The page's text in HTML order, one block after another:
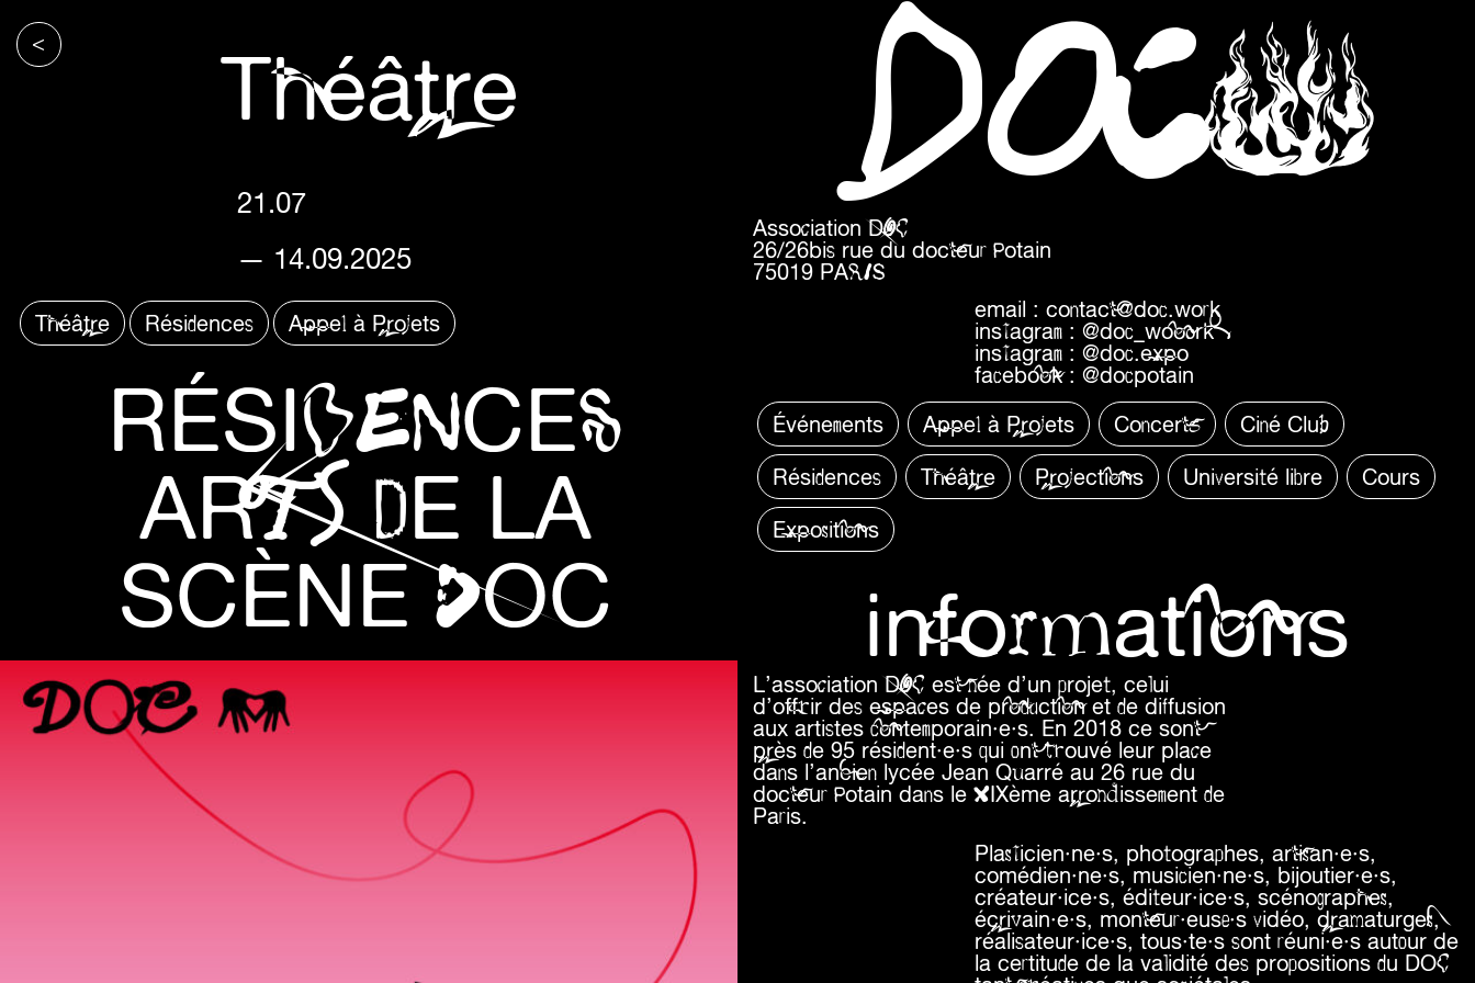
< Théâtre
21.07
— 14.09.2025
Théâtre Résidences Appel à Projets
RÉSIDENCES
ARTS DE LA
SCÈNE DOC
DOCe
Association DOC
26/26bis rue du docteur Potain
75019 PARIS
email : contact@doc.work
instagram : @doc_wooork
instagram : @doc.expo
facebook : @docpotain
Événements
Appel à Projets Concerts Ciné Club
Résidences Théâtre Projections Université libre Cours
Expositions
informations
L’association DOC est née d’un projet, celui
d’offrir des espaces de production et de diffusion
aux artistes contemporain·e·s. En 2018 ce sont
près de 95 résident·e·s qui ont trouvé leur place
dans l’ancien lycée Jean Quarré au 26 rue du
docteur Potain dans le XIXème arrondissement de
Paris.
Plasticien·ne·s, photographes, artisan·e·s,
comédien·ne·s, musicien·ne·s, bijoutier·e·s,
créateur·ice·s, éditeur·ice·s, scénographes,
écrivain·e·s, monteur·euse·s vidéo, dramaturges,
réalisateur·ice·s, tous·te·s sont réuni·e·s autour de
la certitude de la validité des propositions du DOC